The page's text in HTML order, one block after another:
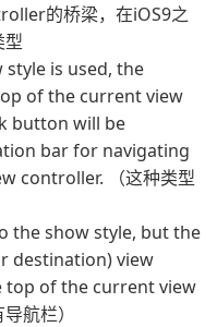
的桥梁，在iOS9之
型
is used, the
of the current view
button will be
bar for navigating
controller. （这种类型
the show style, but the
destination) view
top of the current view
航栏）